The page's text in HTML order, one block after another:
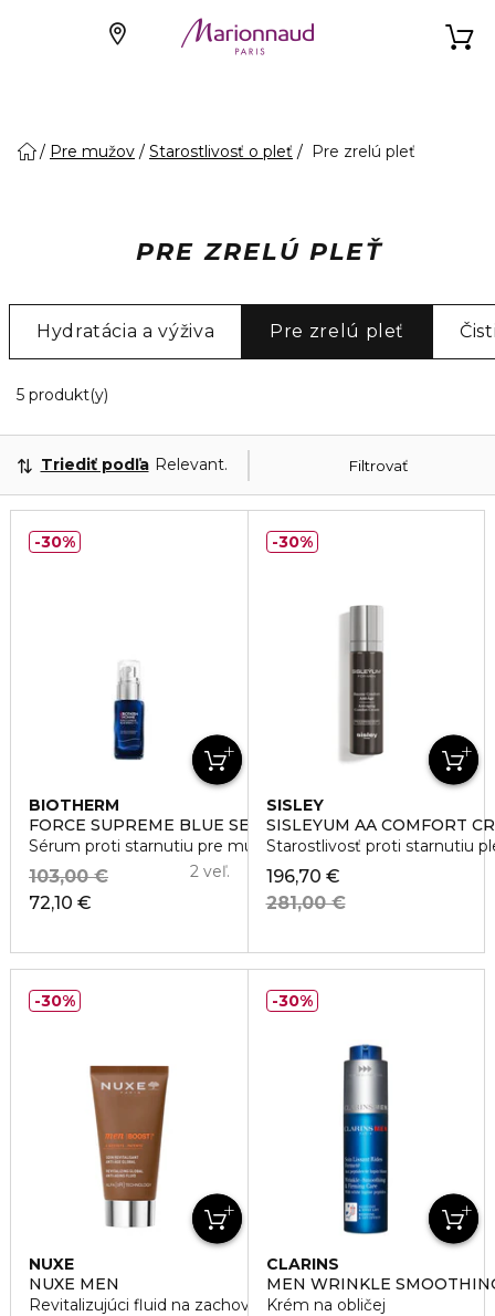
Pre mužov Starostlivosť o pleť Pre zrelú pleť
PRE ZRELÚ PLEŤ
Hydratácia a výživa Pre zrelú pleť
5 produkt(y)
Filtrovať
Triediť podľa Relevantnosť
BIOTHERM
FORCE SUPREME BLUE SERUM
Sérum proti starnutiu pre mužov
72,10 €
103,00 € 2 veľ.
30%
SISLEY
SISLEYUM AA COMFORT
Starostlivosť proti starnutiu
196,70 €
281,00 €
30%
NUXE
NUXE MEN
Revitalizujúci fluid na zachovanie mladistvej pleti
30%
CLARINS
MEN WRINKLE
Krém na obličej
30%